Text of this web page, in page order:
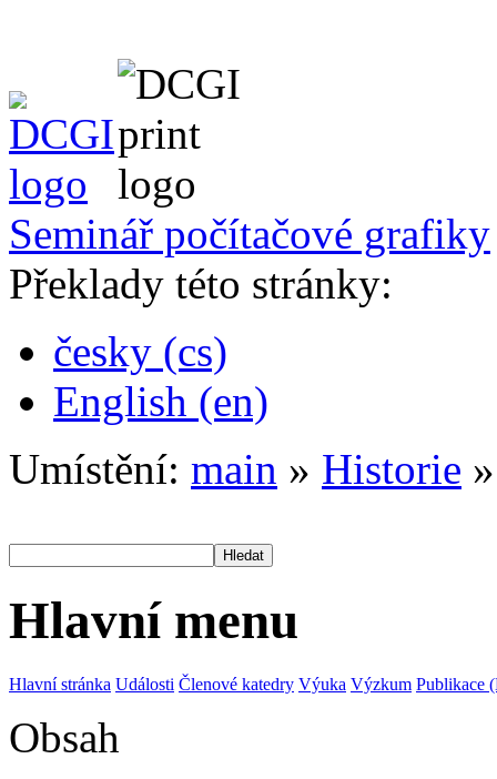
Seminář počítačové grafiky
Překlady této stránky:
česky (cs)
English (en)
Umístění: main » Historie
Hlavní menu
Hlavní stránka Události Členové katedry Výuka Výzkum Publikace
Obsah